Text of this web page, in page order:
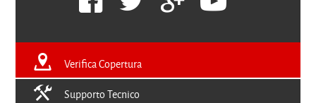
Verifica Copertura
Supporto Tecnico